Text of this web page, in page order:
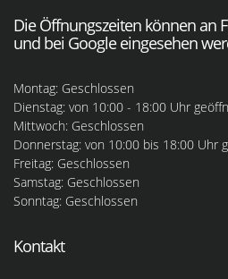
Die Öffnungszeiten können an
und bei Google eingesehen
Montag: Geschlossen
Dienstag: von 10:00 - 18:00 Uhr
Mittwoch: Geschlossen
Donnerstag: von 10:00 bis 18:00 Uhr
Freitag: Geschlossen
Samstag: Geschlossen
Sonntag: Geschlossen
Kontakt